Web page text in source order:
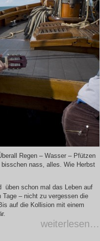
Regen – Wasser – Pfützen
nass, alles. Wie Herbst
üben schon mal das Leben auf
– nicht zu vergessen die
auf die Kollision mit einem
weiterlesen…